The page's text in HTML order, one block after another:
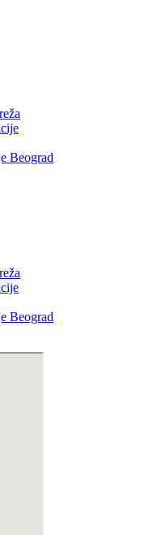
Beograd
Beograd